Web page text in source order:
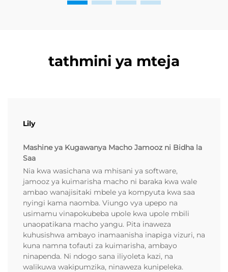
tathmini ya mteja
Lily
Mashine ya Kugawanya Macho Jamooz ni Bidha la
Saa
Nia kwa wasichana wa mhisani ya software,
jamooz ya kuimarisha macho ni baraka kwa wale
ambao wanajisitaki mbele ya kompyuta kwa saa
nyingi kama naomba. Viungo vya upepo na
usimamu vinapokubeba upole kwa upole mbili
unaopatikana macho yangu. Pita inaweza
kuhusishwa ambayo inamaanisha inapiga vizuri, na
kuna namna tofauti za kuimarisha, ambayo
ninapenda. Ni ndogo sana iliyoleta kazi, na
walikuwa wakipumzika, ninaweza kunipeleka.